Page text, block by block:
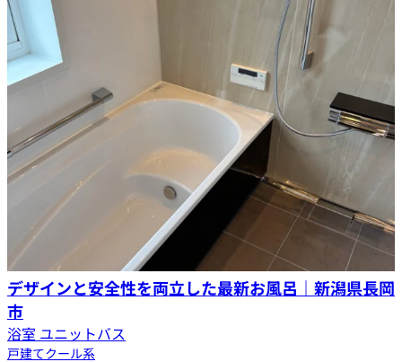
デザインと安全性を両立した最新お風呂｜新潟県長岡
市
浴室 ユニットバス
戸建てクール系